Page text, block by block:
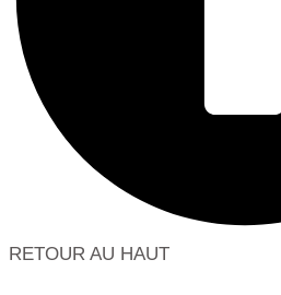
RETOUR AU HAUT